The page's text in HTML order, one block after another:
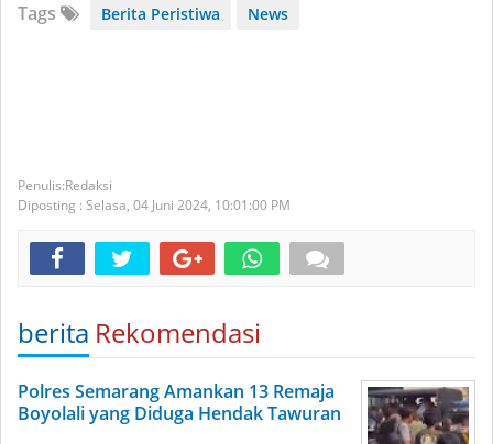
Tags Berita Peristiwa News
Redaksi
Diposting : Selasa, 04 Juni 2024, 10:01:00 PM
berita Rekomendasi
Polres Semarang Amankan 13 Remaja
Boyolali yang Diduga Hendak Tawuran